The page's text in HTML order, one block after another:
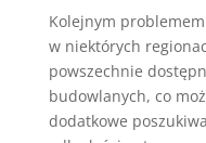
Kolejnym
w niektórych
powszechnie
budowlanych, co
dodatkowe